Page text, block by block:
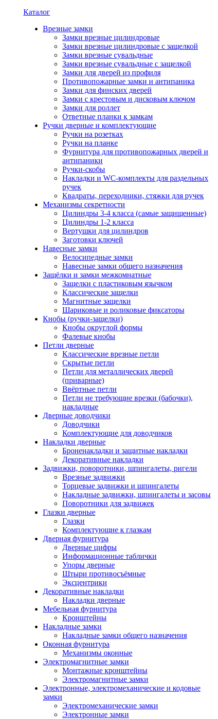
Каталог
Врезные замки
Замки врезные цилиндровые
Замки врезные цилиндровые с защелкой
Замки врезные сувальдные
Замки врезные сувальдные с защелкой
Замки для дверей из профиля
Противопожарные замки и антипаника
Замки для финских дверей
Замки с крестовым и дисковым ключом
Замки для роллет
Ответные планки к замкам
Ручки дверные и комплектующие
Ручки на розетках
Ручки на планке
Фурнитура для противопожарных дверей и
антипаники
Ручки-скобы
Накладки и WC-комплекты для раздельных
ручек
Квадраты, переходники, стяжки для ручек
Механизмы секретности
Цилиндры 3-4 класса (самые защищенные)
Цилиндры 1-2 класса
Вертушки для цилиндров
Заготовки ключей
Навесные замки
Велосипедные замки
Навесные замки общего назначения
Защёлки и замки межкомнатные
Защелки с пластиковым язычком
Классические защелки
Магнитные защелки
Шариковые и роликовые фиксаторы
Кнобы (ручки-защелки)
Кнобы округлой формы
Фалевые кнобы
Петли дверные
Классические врезные петли
Скрытые петли
Петли для металлических дверей
(приварные)
Ввёртные петли
Петли не требующие врезки (бабочки),
накладные
Дверные доводчики
Доводчики
Комплектующие для доводчиков
Накладки дверные
Броненакладки и защитные накладки
Декоративные накладки
Задвижки, поворотники, шпингалеты, ригели
Врезные задвижки
Торцевые задвижки и шпингалеты
Накладные задвижки, шпингалеты и засовы
Поворотники для задвижек
Глазки дверные
Глазки
Комплектующие к глазкам
Дверная фурнитура
Дверные цифры
Информационные таблички
Упоры дверные
Штыри противосъёмные
Эксцентрики
Декоративные накладки
Накладки дверные
Мебельная фурнитура
Кронштейны
Накладные замки
Накладные замки общего назначения
Оконная фурнитура
Механизмы оконные
Электромагнитные замки
Монтажные кронштейны
Электромагнитные замки
Электронные, электромеханические и кодовые
замки
Электромеханические замки
Электронные замки